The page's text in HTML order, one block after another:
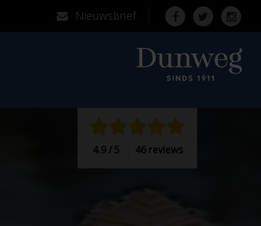
Nieuwsbrief
4.9 / 5 46 reviews